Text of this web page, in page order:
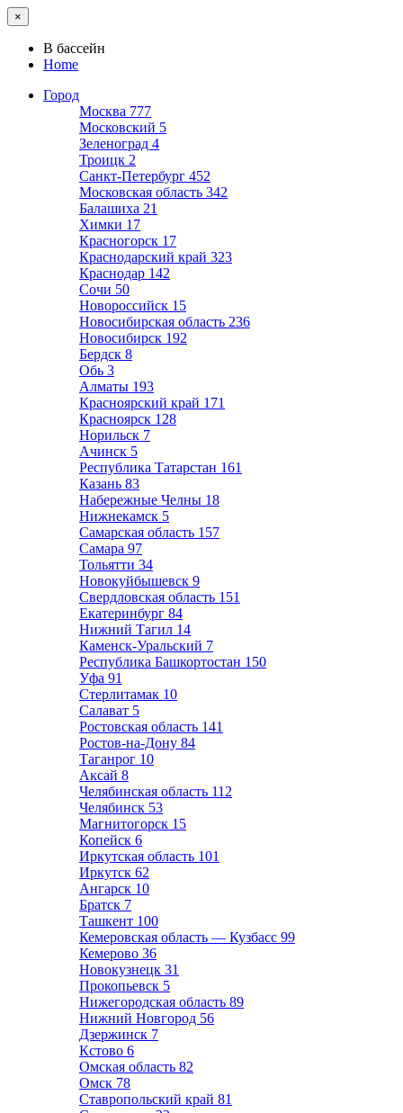
×
В бассейн
Home
Город
Москва 777
Московский 5
Зеленоград 4
Троицк 2
Санкт-Петербург 452
Московская область 342
Балашиха 21
Химки 17
Красногорск 17
Краснодарский край 323
Краснодар 142
Сочи 50
Новороссийск 15
Новосибирская область 236
Новосибирск 192
Бердск 8
Обь 3
Алматы 193
Красноярский край 171
Красноярск 128
Норильск 7
Ачинск 5
Республика Татарстан 161
Казань 83
Набережные Челны 18
Нижнекамск 5
Самарская область 157
Самара 97
Тольятти 34
Новокуйбышевск 9
Свердловская область 151
Екатеринбург 84
Нижний Тагил 14
Каменск-Уральский 7
Республика Башкортостан 150
Уфа 91
Стерлитамак 10
Салават 5
Ростовская область 141
Ростов-на-Дону 84
Таганрог 10
Аксай 8
Челябинская область 112
Челябинск 53
Магнитогорск 15
Копейск 6
Иркутская область 101
Иркутск 62
Ангарск 10
Братск 7
Ташкент 100
Кемеровская область — Кузбасс 99
Кемерово 36
Новокузнецк 31
Прокопьевск 5
Нижегородская область 89
Нижний Новгород 56
Дзержинск 7
Кстово 6
Омская область 82
Омск 78
Ставропольский край 81